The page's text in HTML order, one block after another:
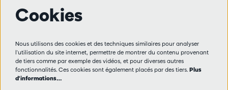
Règlement des visiteurs
Vie privée
Cookies
Nous utilisons des cookies et des techniques similaires pour analyser
l'utilisation du site internet, permettre de montrer du contenu provenant
de tiers comme par exemple des vidéos, et pour diverses autres
fonctionnalités. Ces cookies sont également placés par des tiers. Plus
d'informations…